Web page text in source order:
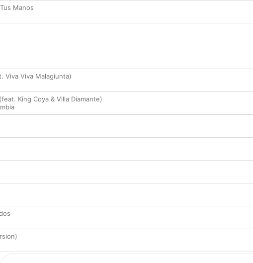
Manos
Viva Viva Malagiunta)
King Coya & Villa Diamante)